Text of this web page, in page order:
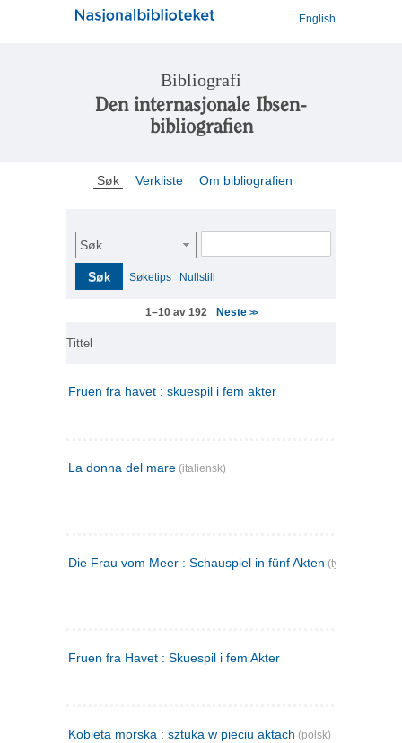
English
Bibliografi
Den internasjonale Ibsen-
bibliografien
Søk Verkliste Om bibliografien
Søk
Søk Søketips Nullstill
1–10 av 192 Neste >>
Tittel
Fruen fra havet : skuespil i fem akter
La donna del mare (italiensk)
Die Frau vom Meer : Schauspiel in fünf Akten (tysk)
Fruen fra Havet : Skuespil i fem Akter
Kobieta morska : sztuka w pieciu aktach (polsk)